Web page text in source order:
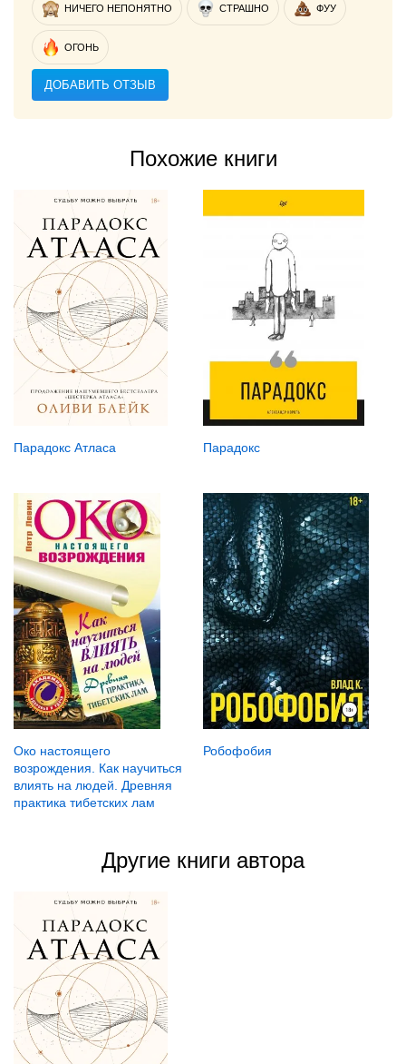
НИЧЕГО НЕПОНЯТНО СТРАШНО ФУУ
ОГОНЬ
ДОБАВИТЬ ОТЗЫВ
Похожие книги
Парадокс Атласа Парадокс
Око настоящего
возрождения. Как научиться
влиять на людей. Древняя
практика тибетских лам
Робофобия
Другие книги автора